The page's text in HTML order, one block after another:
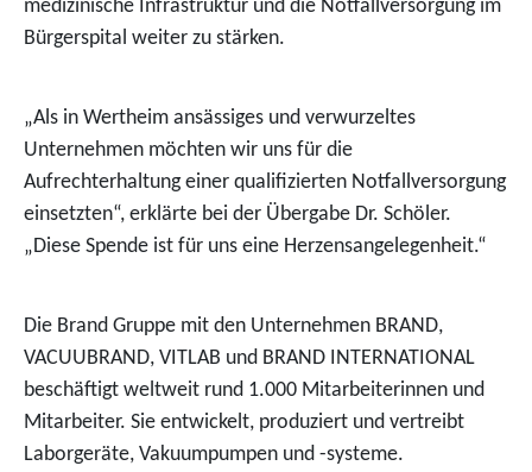
medizinische Infrastruktur und die Notfallversorgung im
Bürgerspital weiter zu stärken.
„Als in Wertheim ansässiges und verwurzeltes
Unternehmen möchten wir uns für die
Aufrechterhaltung einer qualifizierten Notfallversorgung
einsetzten“, erklärte bei der Übergabe Dr. Schöler.
„Diese Spende ist für uns eine Herzensangelegenheit.“
Die Brand Gruppe mit den Unternehmen BRAND,
VACUUBRAND, VITLAB und BRAND INTERNATIONAL
beschäftigt weltweit rund 1.000 Mitarbeiterinnen und
Mitarbeiter. Sie entwickelt, produziert und vertreibt
Laborgeräte, Vakuumpumpen und -systeme.